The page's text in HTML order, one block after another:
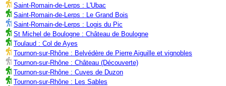
Saint-Romain-de-Lerps : L'Ubac
Saint-Romain-de-Lerps : Le Grand Bois
Saint-Romain-de-Lerps : Logis du Pic
St Michel de Boulogne : Château de Boulogne
Toulaud : Col de Ayes
Tournon-sur-Rhône : Belvédère de Pierre Aiguille et vignobles
Tournon-sur-Rhône : Château (Découverte)
Tournon-sur-Rhône : Cuves de Duzon
Tournon-sur-Rhône : Les Sables